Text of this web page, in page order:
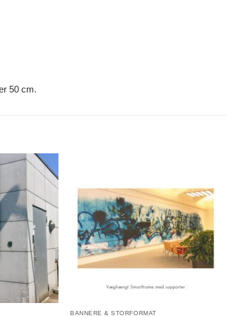
50 cm.
BANNERE & STORFORMAT